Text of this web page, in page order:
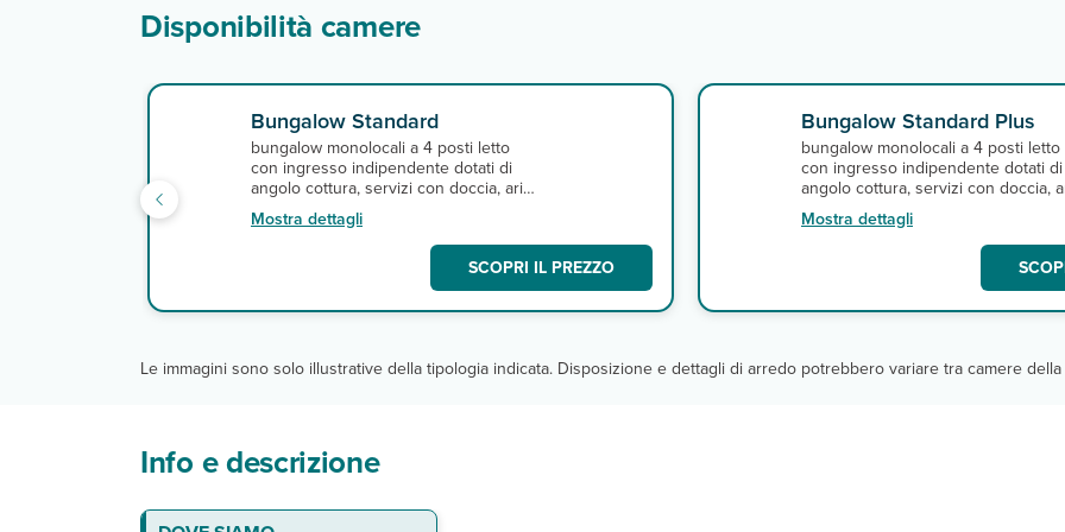
Disponibilità camere
Bungalow Standard
bungalow monolocali a 4 posti letto
con ingresso indipendente dotati di
angolo cottura, servizi con doccia, aria
condizionata, tv e veranda attrezzata,
con letto a castello.
Mostra dettagli
SCOPRI IL PREZZO
Bungalow Standard Plus
bungalow monolocali a 4 posti letto
con ingresso indipendente dotati di
angolo cottura, servizi con doccia,
condizionata, tv e veranda attrezzata,
con bagni ristrutturati e dotati anche
Mostra dettagli
Le immagini sono solo illustrative della tipologia indicata. Disposizione e dettagli di arredo potrebbero variare tra camere
Info e descrizione
La spiaggia
Le camere/Gli appartamenti
Ristoranti e bar
Servizi
DA PAGARE IN LOCO Hotel
La quota include
DA PAGARE IN LOCO Residence